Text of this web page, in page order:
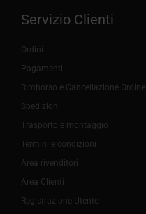
Servizio Clienti
Ordini
Pagamenti
Rimborso e Cancellazione Ordine
Spedizioni
Trasporto e montaggio
Termini e condizioni
Area rivenditori
Area Clienti
Registrazione Utente